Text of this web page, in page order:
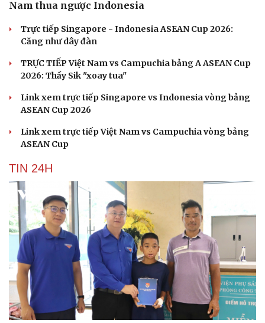
Nam thua ngược Indonesia
Trực tiếp Singapore - Indonesia ASEAN Cup 2026:
Căng như dây đàn
TRỰC TIẾP Việt Nam vs Campuchia bảng A ASEAN Cup
2026: Thầy Sik "xoay tua"
Link xem trực tiếp Singapore vs Indonesia vòng bảng
ASEAN Cup 2026
Link xem trực tiếp Việt Nam vs Campuchia vòng bảng
ASEAN Cup
TIN 24H